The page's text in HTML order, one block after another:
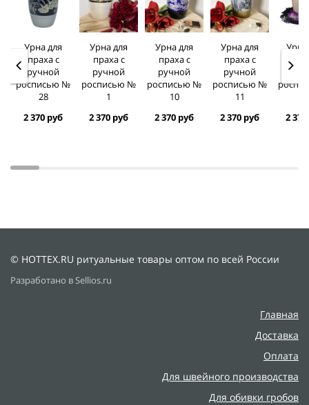
Урна для
праха с
ручной
росписью №
28
2 370 руб
Урна для
праха с
ручной
росписью №
1
2 370 руб
Урна для
праха с
ручной
росписью №
10
2 370 руб
Урна для
праха с
ручной
росписью №
11
2 370 руб
Урна
2
© HOTTEX.RU ритуальные товары оптом по всей России
Разработано в Sellios.ru
Главная
Доставка
Оплата
Для швейного производства
Для обивки гробов